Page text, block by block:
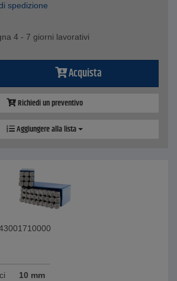
spedizione
4 - 7 giorni lavorativi
Acquista
Richiedi un preventivo
Aggiungere alla lista
10 mm